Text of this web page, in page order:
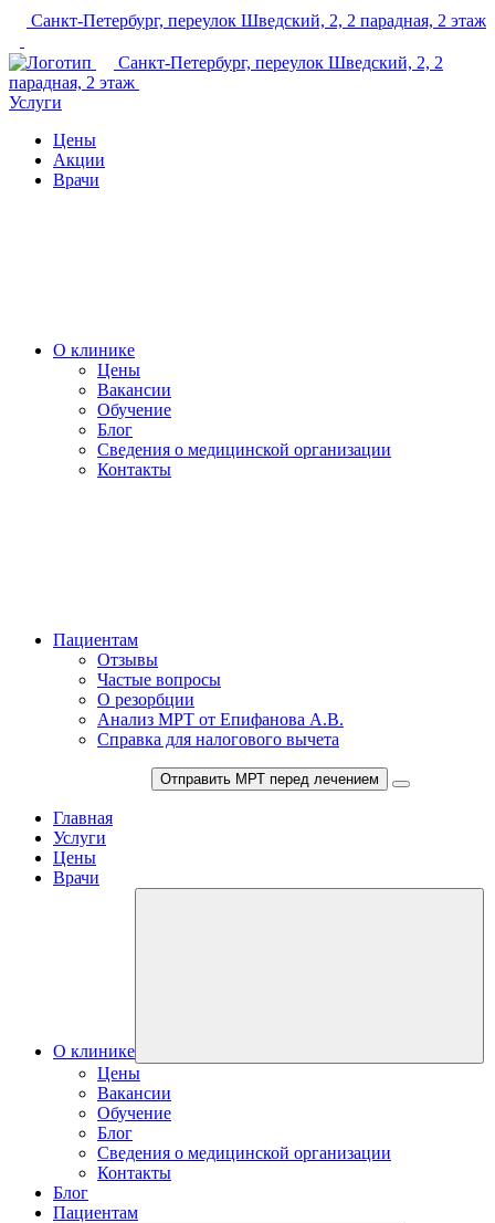
Санкт-Петербург, переулок Шведский, 2, 2 парадная, 2 этаж
Санкт-Петербург, переулок Шведский, 2, 2
парадная, 2 этаж
Услуги
Цены
Акции
Врачи
О клинике
Цены
Вакансии
Обучение
Блог
Сведения о медицинской организации
Контакты
Пациентам
Отзывы
Частые вопросы
О резорбции
Анализ МРТ от Епифанова А.В.
Справка для налогового вычета
Отправить МРТ перед лечением
Главная
Услуги
Цены
Врачи
О клинике
Цены
Вакансии
Обучение
Блог
Сведения о медицинской организации
Контакты
Блог
Пациентам